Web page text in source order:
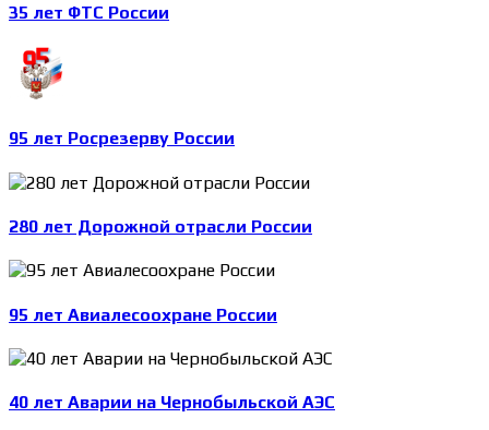
35 лет ФТС России
95 лет Росрезерву России
280 лет Дорожной отрасли России
95 лет Авиалесоохране России
40 лет Аварии на Чернобыльской АЭС